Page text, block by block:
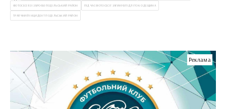
ФОТОСЕСІЯ ЗІ ЗБРОЄЮ ПОДІЛЬСЬКИЙ РАЙОН ПІД ЧАС ФОТОСЕСІЇ ЗАГИНУВ ПІДЛІТОК ОДЕЩИНА
ТРАГІЧНИЙ ІНЦИДЕНТ ПОДІЛЬСЬКИЙ РАЙОН
Реклама